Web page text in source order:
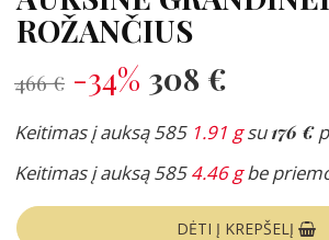
ROŽANČIUS
466 € -34% 308 €
Keitimas į auksą 585 1.91 gsu176 €
Keitimas į auksą 5854.46 gbe
DĖTI Į KREPŠELĮ